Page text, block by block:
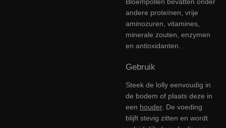
andere proteïnen, vrije
aminozuren, vitamines,
minerale zouten, enzymen
en antioxidanten.
Gebruik
Steek de lolly eenvoudig in
de bodem of plaats deze in
een houder. De voeding
blijft stevig zitten en wordt